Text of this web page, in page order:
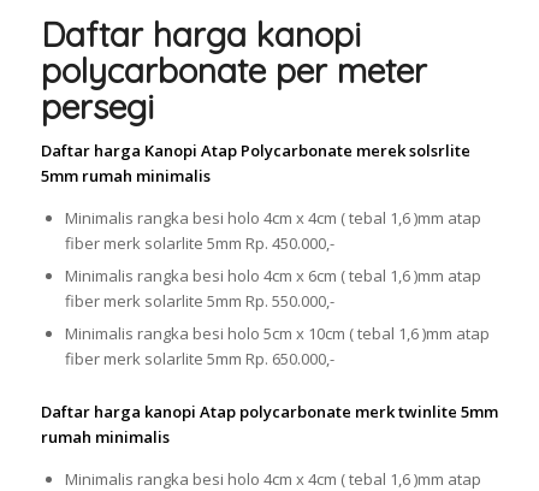
Daftar harga kanopi
polycarbonate per meter
persegi
Daftar harga Kanopi Atap Polycarbonate merek solsrlite
5mm rumah minimalis
Minimalis rangka besi holo 4cm x 4cm ( tebal 1,6 )mm atap
fiber merk solarlite 5mm Rp. 450.000,-
Minimalis rangka besi holo 4cm x 6cm ( tebal 1,6 )mm atap
fiber merk solarlite 5mm Rp. 550.000,-
Minimalis rangka besi holo 5cm x 10cm ( tebal 1,6 )mm atap
fiber merk solarlite 5mm Rp. 650.000,-
Daftar harga kanopi Atap polycarbonate merk twinlite 5mm
rumah minimalis
Minimalis rangka besi holo 4cm x 4cm ( tebal 1,6 )mm atap